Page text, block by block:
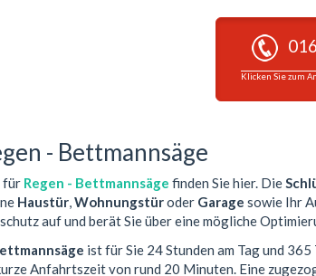
Klicken Sie zum
- Bettmannsäge
für Regen - Bettmannsäge finden Sie hier. Die
Haustür,Wohnungstüroder Garage sowie Ihr
auf und berät Sie über eine mögliche
ist für Sie 24 Stunden am Tag und
Anfahrtszeit von rund 20 Minuten. Eine